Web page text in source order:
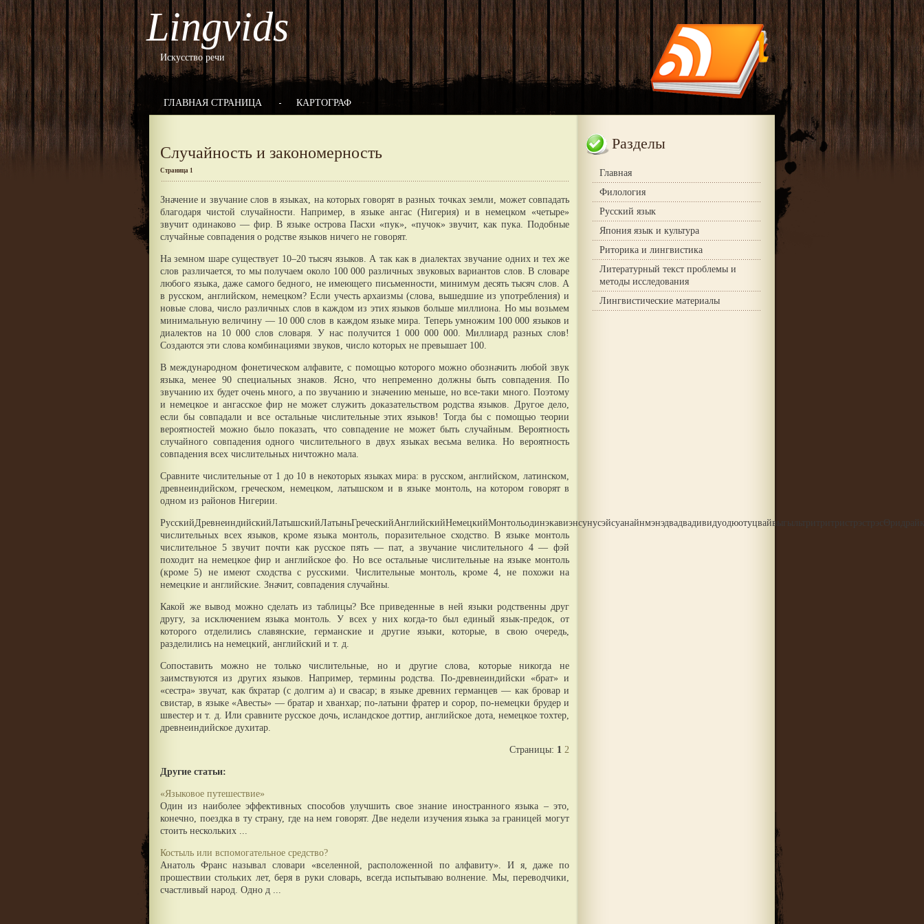
Lingvids
Искусство речи
ГЛАВНАЯ СТРАНИЦА КАРТОГРАФ
Случайность и закономерность
Страница 1
Значение и звучание слов в языках, на которых говорят в разных точках земли, может совпадать
благодаря чистой случайности. Например, в языке ангас (Нигерия) и в немецком «четыре»
звучит одинаково — фир. В языке острова Пасхи «пук», «пучок» звучит, как пука. Подобные
случайные совпадения о родстве языков ничего не говорят.
На земном шаре существует 10–20 тысяч языков. А так как в диалектах звучание одних и тех же
слов различается, то мы получаем около 100 000 различных звуковых вариантов слов. В словаре
любого языка, даже самого бедного, не имеющего письменности, минимум десять тысяч слов. А
в русском, английском, немецком? Если учесть архаизмы (слова, вышедшие из употребления) и
новые слова, число различных слов в каждом из этих языков больше миллиона. Но мы возьмем
минимальную величину — 10 000 слов в каждом языке мира. Теперь умножим 100 000 языков и
диалектов на 10 000 слов словаря. У нас получится 1 000 000 000. Миллиард разных слов!
Создаются эти слова комбинациями звуков, число которых не превышает 100.
В международном фонетическом алфавите, с помощью которого можно обозначить любой звук
языка, менее 90 специальных знаков. Ясно, что непременно должны быть совпадения. По
звучанию их будет очень много, а по звучанию и значению меньше, но все-таки много. Поэтому
и немецкое и ангасское фир не может служить доказательством родства языков. Другое дело,
если бы совпадали и все остальные числительные этих языков! Тогда бы с помощью теории
вероятностей можно было показать, что совпадение не может быть случайным. Вероятность
случайного совпадения одного числительного в двух языках весьма велика. Но вероятность
совпадения всех числительных ничтожно мала.
Сравните числительные от 1 до 10 в некоторых языках мира: в русском, английском, латинском,
древнеиндийском, греческом, немецком, латышском и в языке монтоль, на котором говорят в
одном из районов Нигерии.
числительных всех языков, кроме языка монтоль, поразительное сходство. В языке монтоль
числительное 5 звучит почти как русское пять — пат, а звучание числительного 4 — фэй
походит на немецкое фир и английское фо. Но все остальные числительные на языке монтоль
(кроме 5) не имеют сходства с русскими. Числительные монтоль, кроме 4, не похожи на
немецкие и английские. Значит, совпадения случайны.
Какой же вывод можно сделать из таблицы? Все приведенные в ней языки родственны друг
другу, за исключением языка монтоль. У всех у них когда-то был единый язык-предок, от
которого отделились славянские, германские и другие языки, которые, в свою очередь,
разделились на немецкий, английский и т. д.
Сопоставить можно не только числительные, но и другие слова, которые никогда не
заимствуются из других языков. Например, термины родства. По-древнеиндийски «брат» и
«сестра» звучат, как бхратар (с долгим а) и свасар; в языке древних германцев — как бровар и
свистар, в языке «Авесты» — братар и хванхар; по-латыни фратер и сорор, по-немецки брудер и
швестер и т. д. Или сравните русское дочь, исландское доттир, английское дота, немецкое тохтер,
древнеиндийское духитар.
Страницы: 1 2
Другие статьи:
«Языковое путешествие»
Один из наиболее эффективных способов улучшить свое знание иностранного языка – это,
конечно, поездка в ту страну, где на нем говорят. Две недели изучения языка за границей могут
стоить нескольких ...
Костыль или вспомогательное средство?
Анатоль Франс называл словари «вселенной, расположенной по алфавиту». И я, даже по
прошествии стольких лет, беря в руки словарь, всегда испытываю волнение. Мы, переводчики,
счастливый народ. Одно д ...
Разделы
Главная
Филология
Русский язык
Япония язык и культура
Риторика и лингвистика
Литературный текст проблемы и
методы исследования
Лингвистические материалы